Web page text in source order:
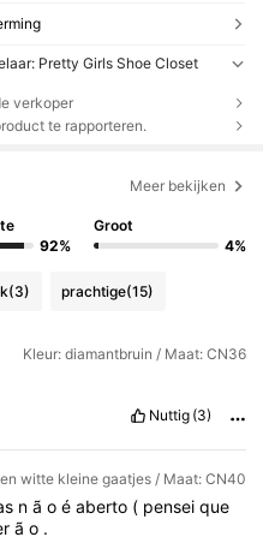
Pretty Girls Shoe Closet
verkoper
te rapporteren.
Meer bekijken
92%
Groot
4%
(3) prachtige(15)
Kleur: diamantbruin / Maat: CN36
Nuttig (3)
witte kleine gaatjes / Maat: CN40
n ã o é aberto ( pensei que
ão .